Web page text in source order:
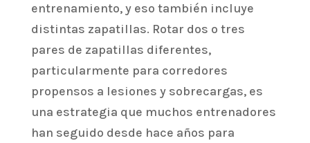
entrenamiento, y eso también incluye
distintas zapatillas. Rotar dos o tres
pares de zapatillas diferentes,
particularmente para corredores
propensos a lesiones y sobrecargas, es
una estrategia que muchos entrenadores
han seguido desde hace años para